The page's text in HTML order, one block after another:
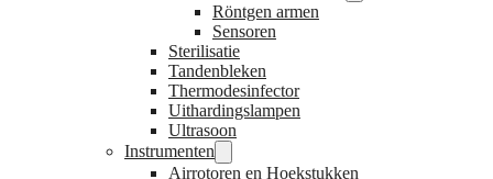
Röntgen armen
Sensoren
Sterilisatie
Tandenbleken
Thermodesinfector
Uithardingslampen
Ultrasoon
Instrumenten
Airrotoren en Hoekstukken